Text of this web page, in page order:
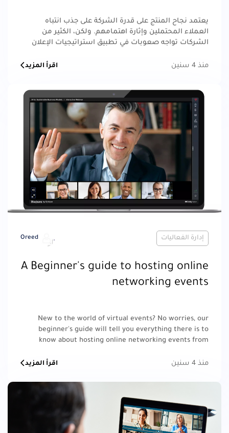
يعتمد نجاح المنتج على قدرة الشركة على جذب انتباه
العملاء المحتملين وإثارة اهتمامهم. ولكن، الكثير من
الشركات تواجه صعوبات في تطبيق استراتيجيات الإعلان
منذ 4 سنين
اقرأ المزيد
إدارة الفعاليات Oreed
A Beginner's guide to hosting online
networking events
New to the world of virtual events? No worries, our
beginner's guide will tell you everything there is to
know about hosting online networking events from
منذ 4 سنين
اقرأ المزيد